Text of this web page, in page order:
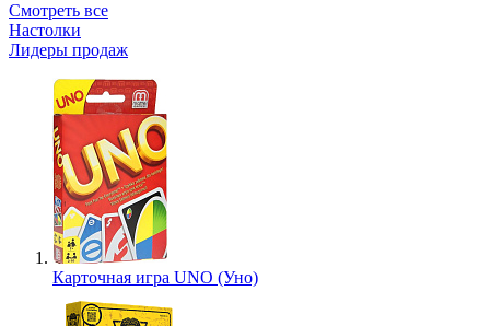
Смотреть все
Настолки
Лидеры продаж
Карточная игра UNO (Уно)